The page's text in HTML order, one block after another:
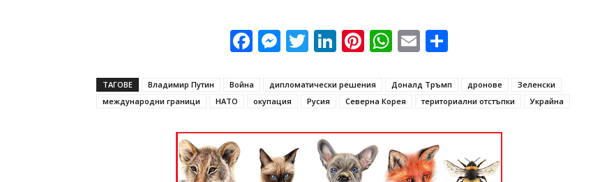
Facebook
Messenger
Twitter
LinkedIn
Pinterest
WhatsApp
Email
ТАГОВЕ Владимир Путин Война дипломатически решения Доналд Тръмп дронове
Зеленски
международни граници
НАТО окупация Русия Северна Корея териториални отстъпки Украйна